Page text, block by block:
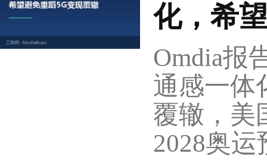
化，希
Omdia报
通感一体
覆辙，美
2028奥运